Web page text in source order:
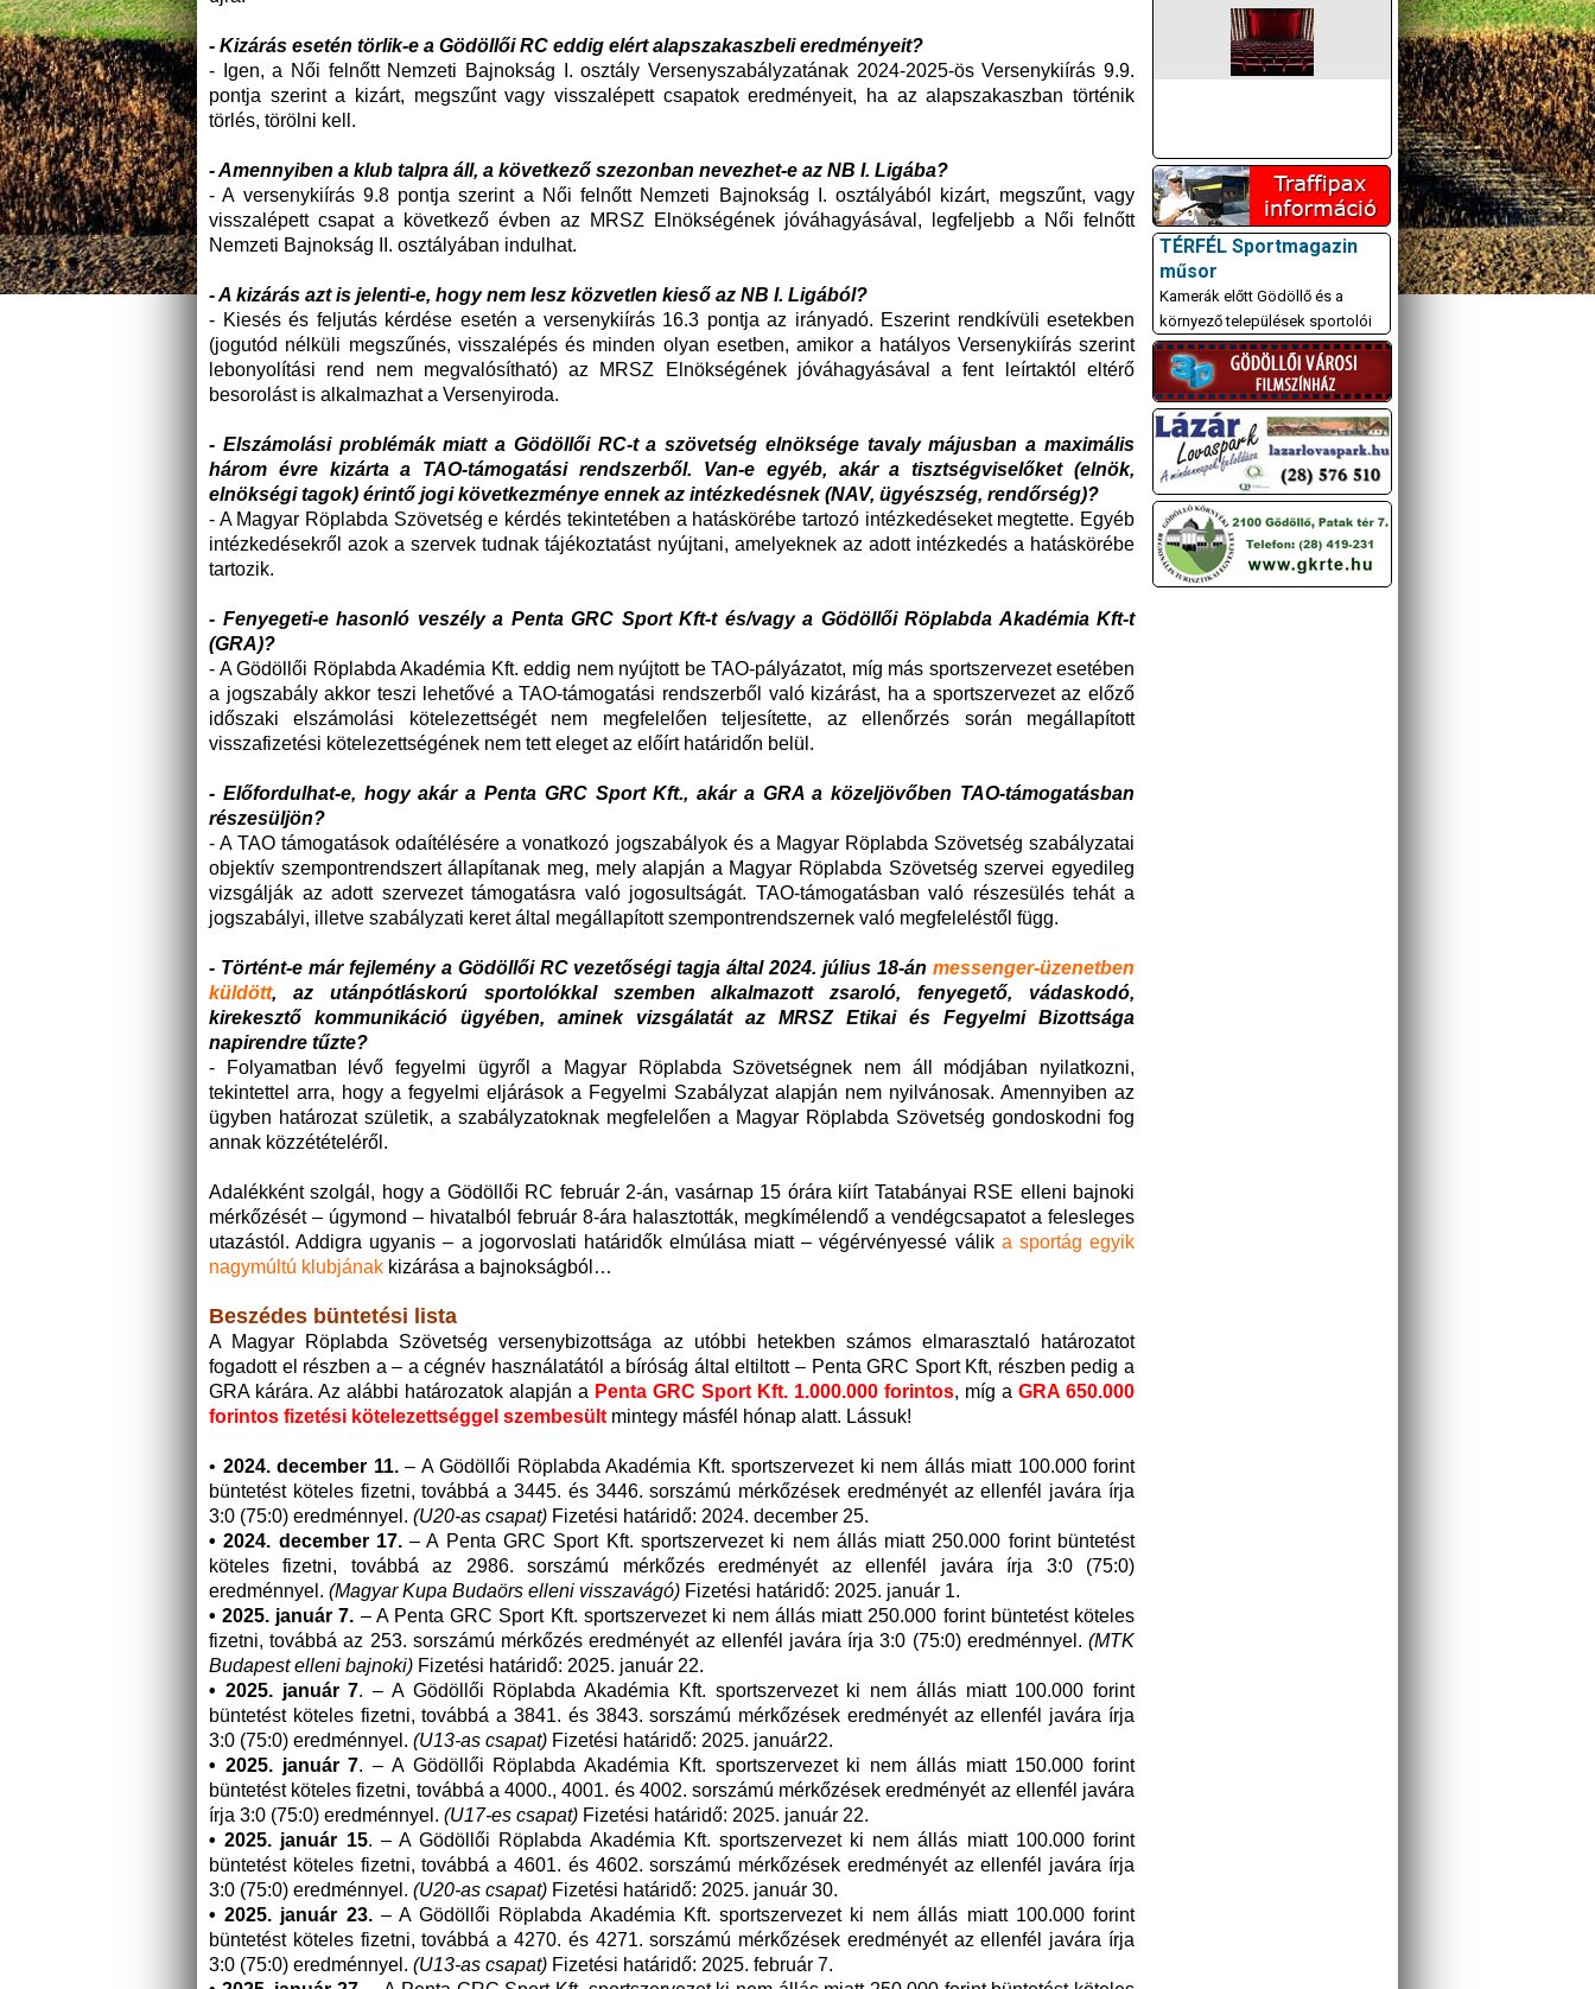
- Kizárás esetén törlik-e a Gödöllői RC eddig elért alapszakaszbeli eredményeit?
- Igen, a Női felnőtt Nemzeti Bajnokság I. osztály Versenyszabályzatának 2024-2025-ös Versenykiírás 9.9.
pontja szerint a kizárt, megszűnt vagy visszalépett csapatok eredményeit, ha az alapszakaszban történik
törlés, törölni kell.
- Amennyiben a klub talpra áll, a következő szezonban nevezhet-e az NB I. Ligába?
- A versenykiírás 9.8 pontja szerint a Női felnőtt Nemzeti Bajnokság I. osztályából kizárt, megszűnt, vagy
visszalépett csapat a következő évben az MRSZ Elnökségének jóváhagyásával, legfeljebb a Női felnőtt
Nemzeti Bajnokság II. osztályában indulhat.
- A kizárás azt is jelenti-e, hogy nem lesz közvetlen kieső az NB I. Ligából?
- Kiesés és feljutás kérdése esetén a versenykiírás 16.3 pontja az irányadó. Eszerint rendkívüli esetekben
(jogutód nélküli megszűnés, visszalépés és minden olyan esetben, amikor a hatályos Versenykiírás szerint
lebonyolítási rend nem megvalósítható) az MRSZ Elnökségének jóváhagyásával a fent leírtaktól eltérő
besorolást is alkalmazhat a Versenyiroda.
- Elszámolási problémák miatt a Gödöllői RC-t a szövetség elnöksége tavaly májusban a maximális
három évre kizárta a TAO-támogatási rendszerből. Van-e egyéb, akár a tisztségviselőket (elnök,
elnökségi tagok) érintő jogi következménye ennek az intézkedésnek (NAV, ügyészség, rendőrség)?
- A Magyar Röplabda Szövetség e kérdés tekintetében a hatáskörébe tartozó intézkedéseket megtette. Egyéb
intézkedésekről azok a szervek tudnak tájékoztatást nyújtani, amelyeknek az adott intézkedés a hatáskörébe
tartozik.
- Fenyegeti-e hasonló veszély a Penta GRC Sport Kft-t és/vagy a Gödöllői Röplabda Akadémia Kft-t
(GRA)?
- A Gödöllői Röplabda Akadémia Kft. eddig nem nyújtott be TAO-pályázatot, míg más sportszervezet esetében
a jogszabály akkor teszi lehetővé a TAO-támogatási rendszerből való kizárást, ha a sportszervezet az előző
időszaki elszámolási kötelezettségét nem megfelelően teljesítette, az ellenőrzés során megállapított
visszafizetési kötelezettségének nem tett eleget az előírt határidőn belül.
- Előfordulhat-e, hogy akár a Penta GRC Sport Kft., akár a GRA a közeljövőben TAO-támogatásban
részesüljön?
- A TAO támogatások odaítélésére a vonatkozó jogszabályok és a Magyar Röplabda Szövetség szabályzatai
objektív szempontrendszert állapítanak meg, mely alapján a Magyar Röplabda Szövetség szervei egyedileg
vizsgálják az adott szervezet támogatásra való jogosultságát. TAO-támogatásban való részesülés tehát a
jogszabályi, illetve szabályzati keret által megállapított szempontrendszernek való megfeleléstől függ.
- Történt-e már fejlemény a Gödöllői RC vezetőségi tagja által 2024. július 18-án messenger-üzenetben
küldött, az utánpótláskorú sportolókkal szemben alkalmazott zsaroló, fenyegető, vádaskodó,
kirekesztő kommunikáció ügyében, aminek vizsgálatát az MRSZ Etikai és Fegyelmi Bizottsága
napirendre tűzte?
- Folyamatban lévő fegyelmi ügyről a Magyar Röplabda Szövetségnek nem áll módjában nyilatkozni,
tekintettel arra, hogy a fegyelmi eljárások a Fegyelmi Szabályzat alapján nem nyilvánosak. Amennyiben az
ügyben határozat születik, a szabályzatoknak megfelelően a Magyar Röplabda Szövetség gondoskodni fog
annak közzétételéről.
Adalékként szolgál, hogy a Gödöllői RC február 2-án, vasárnap 15 órára kiírt Tatabányai RSE elleni bajnoki
mérkőzését – úgymond – hivatalból február 8-ára halasztották, megkímélendő a vendégcsapatot a felesleges
utazástól. Addigra ugyanis – a jogorvoslati határidők elmúlása miatt – végérvényessé válik a sportág egyik
nagymúltú klubjának kizárása a bajnokságból…
Beszédes büntetési lista
A Magyar Röplabda Szövetség versenybizottsága az utóbbi hetekben számos elmarasztaló határozatot
fogadott el részben a – a cégnév használatától a bíróság által eltiltott – Penta GRC Sport Kft, részben pedig a
GRA kárára. Az alábbi határozatok alapján a Penta GRC Sport Kft. 1.000.000 forintos, míg a GRA 650.000
forintos fizetési kötelezettséggel szembesültmintegy másfél hónap alatt. Lássuk!
• 2024. december 11.– A Gödöllői Röplabda Akadémia Kft. sportszervezet ki nem állás miatt 100.000 forint
büntetést köteles fizetni, továbbá a 3445. és 3446. sorszámú mérkőzések eredményét az ellenfél javára írja
3:0 (75:0) eredménnyel. (U20-as csapat) Fizetési határidő: 2024. december 25.
• 2024. december 17.– A Penta GRC Sport Kft. sportszervezet ki nem állás miatt 250.000 forint büntetést
köteles fizetni, továbbá az 2986. sorszámú mérkőzés eredményét az ellenfél javára írja 3:0 (75:0)
eredménnyel. (Magyar Kupa Budaörs elleni visszavágó) Fizetési határidő: 2025. január 1.
• 2025. január 7. – A Penta GRC Sport Kft. sportszervezet ki nem állás miatt 250.000 forint büntetést köteles
fizetni, továbbá az 253. sorszámú mérkőzés eredményét az ellenfél javára írja 3:0 (75:0) eredménnyel. (MTK
Budapest elleni bajnoki) Fizetési határidő: 2025. január 22.
• 2025. január 7. – A Gödöllői Röplabda Akadémia Kft. sportszervezet ki nem állás miatt 100.000 forint
büntetést köteles fizetni, továbbá a 3841. és 3843. sorszámú mérkőzések eredményét az ellenfél javára írja
3:0 (75:0) eredménnyel. (U13-as csapat) Fizetési határidő: 2025. január22.
• 2025. január 7. – A Gödöllői Röplabda Akadémia Kft. sportszervezet ki nem állás miatt 150.000 forint
büntetést köteles fizetni, továbbá a 4000., 4001. és 4002. sorszámú mérkőzések eredményét az ellenfél javára
írja 3:0 (75:0) eredménnyel. (U17-es csapat) Fizetési határidő: 2025. január 22.
• 2025. január 15. – A Gödöllői Röplabda Akadémia Kft. sportszervezet ki nem állás miatt 100.000 forint
büntetést köteles fizetni, továbbá a 4601. és 4602. sorszámú mérkőzések eredményét az ellenfél javára írja
3:0 (75:0) eredménnyel. (U20-as csapat) Fizetési határidő: 2025. január 30.
• 2025. január 23.– A Gödöllői Röplabda Akadémia Kft. sportszervezet ki nem állás miatt 100.000 forint
büntetést köteles fizetni, továbbá a 4270. és 4271. sorszámú mérkőzések eredményét az ellenfél javára írja
3:0 (75:0) eredménnyel. (U13-as csapat) Fizetési határidő: 2025. február 7.
TÉRFÉL Sportmagazin
műsor
Kamerák előtt Gödöllő és a
környező települések sportolói